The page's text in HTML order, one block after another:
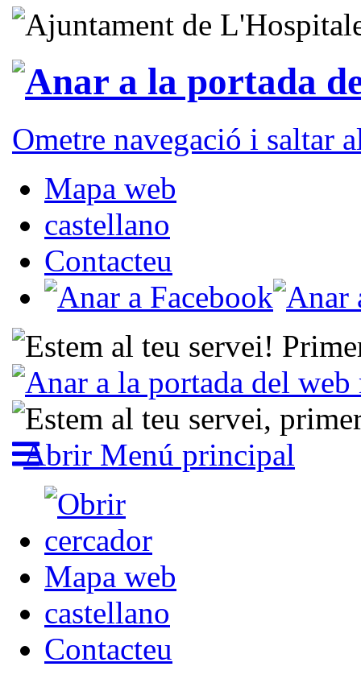
Ometre navegació i saltar
Mapa web
castellano
Contacteu
Abrir Menú principal
Mapa web
castellano
Contacteu